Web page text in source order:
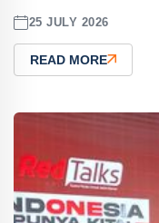
25 JULY 2026
READ MORE